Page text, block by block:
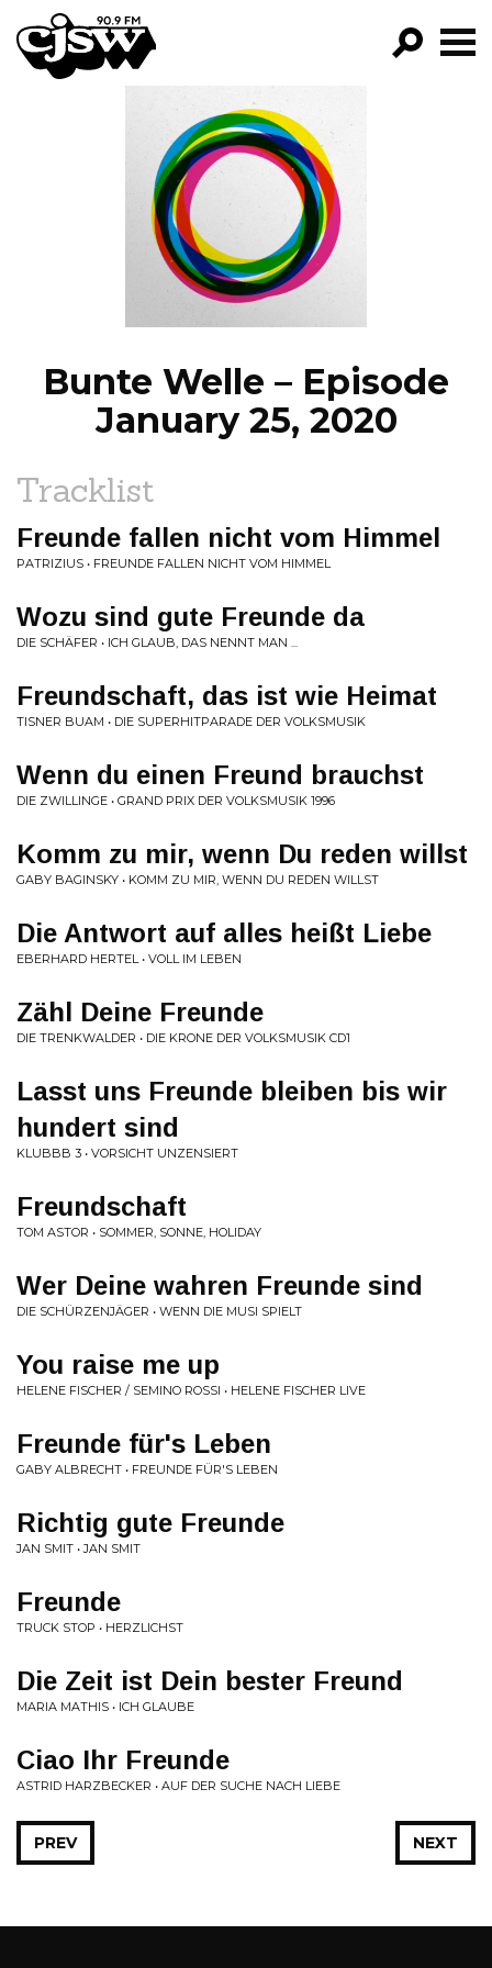
CJSW
FILTER BY:
PROGRAMS
EPISODES
NEWS
Bunte Welle – Episode
January 25, 2020
Tracklist
Freunde fallen nicht vom Himmel
PATRIZIUS • FREUNDE FALLEN NICHT VOM HIMMEL
Wozu sind gute Freunde da
DIE SCHÄFER • ICH GLAUB, DAS NENNT MAN ...
Freundschaft, das ist wie Heimat
TISNER BUAM • DIE SUPERHITPARADE DER VOLKSMUSIK
Wenn du einen Freund brauchst
DIE ZWILLINGE • GRAND PRIX DER VOLKSMUSIK 1996
Komm zu mir, wenn Du reden willst
GABY BAGINSKY • KOMM ZU MIR, WENN DU REDEN WILLST
Die Antwort auf alles heißt Liebe
EBERHARD HERTEL • VOLL IM LEBEN
Zähl Deine Freunde
DIE TRENKWALDER • DIE KRONE DER VOLKSMUSIK CD1
Lasst uns Freunde bleiben bis wir
hundert sind
KLUBBB 3 • VORSICHT UNZENSIERT
Freundschaft
TOM ASTOR • SOMMER, SONNE, HOLIDAY
Wer Deine wahren Freunde sind
DIE SCHÜRZENJÄGER • WENN DIE MUSI SPIELT
You raise me up
HELENE FISCHER / SEMINO ROSSI • HELENE FISCHER LIVE
Freunde für's Leben
GABY ALBRECHT • FREUNDE FÜR'S LEBEN
Richtig gute Freunde
JAN SMIT • JAN SMIT
Freunde
TRUCK STOP • HERZLICHST
Die Zeit ist Dein bester Freund
MARIA MATHIS • ICH GLAUBE
Ciao Ihr Freunde
ASTRID HARZBECKER • AUF DER SUCHE NACH LIEBE
NEXT
PREV